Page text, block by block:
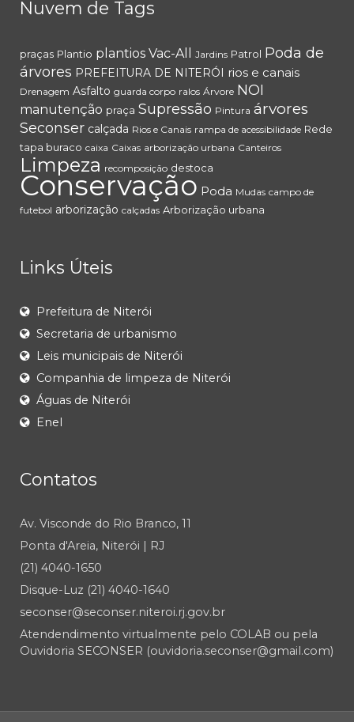
Nuvem de Tags
praças Plantio plantios Vac-All Jardins Patrol Poda de
árvores PREFEITURA DE NITERÓI rios e canais
Drenagem Asfalto guarda corpo ralos Árvore NOI
manutenção praça Supressão Pintura árvores
Seconser calçada Rios e Canais rampa de acessibilidade Rede
tapa buraco caixa Caixas arborização urbana Canteiros
Limpeza recomposição destoca
Conservação Poda Mudas campo de
futebol arborização calçadas Arborização urbana
Links Úteis
Prefeitura de Niterói
Secretaria de urbanismo
Leis municipais de Niterói
Companhia de limpeza de Niterói
Águas de Niterói
Enel
Contatos
Av. Visconde do Rio Branco, 11
Ponta d'Areia, Niterói | RJ
(21) 4040-1650
Disque-Luz (21) 4040-1640
seconser@seconser.niteroi.rj.gov.br
Atendendimento virtualmente pelo COLAB ou pela
Ouvidoria SECONSER (ouvidoria.seconser@gmail.com)